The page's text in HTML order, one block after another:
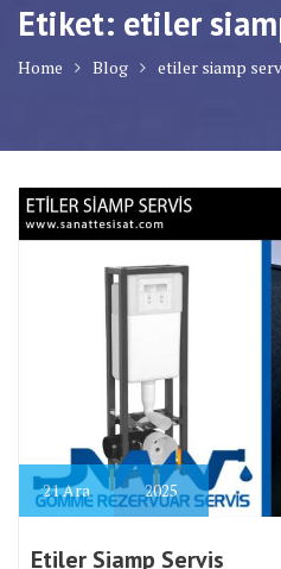
Etiket: etiler
Home Blog etiler siamp
21Ara 2025
Etiler Siamp Servis